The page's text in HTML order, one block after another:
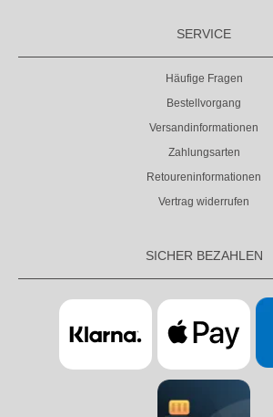
SERVICE
Häufige Fragen
Bestellvorgang
Versandinformationen
Zahlungsarten
Retoureninformationen
Vertrag widerrufen
SICHER BEZAHLEN